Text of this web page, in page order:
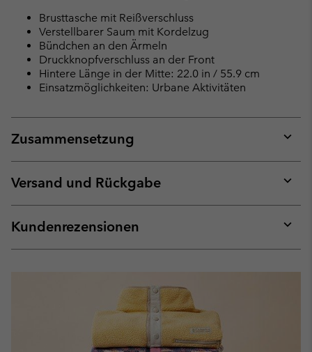
Brusttasche mit Reißverschluss
Verstellbarer Saum mit Kordelzug
Bündchen an den Ärmeln
Druckknopfverschluss an der Front
Hintere Länge in der Mitte: 22.0 in / 55.9 cm
Einsatzmöglichkeiten: Urbane Aktivitäten
Zusammensetzung
or
Versand und Rückgabe
or
Kundenrezensionen
or